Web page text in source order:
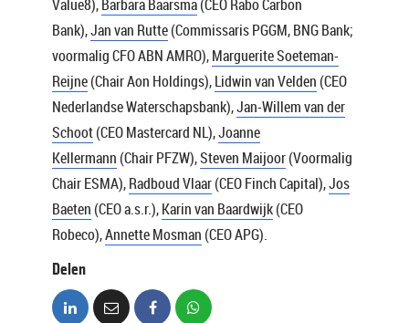
Value8), Barbara Baarsma(CEO Rabo Carbon
Bank),Jan van Rutte(Commissaris PGGM, BNG Bank;
voormalig CFO ABN AMRO),Marguerite Soeteman-
Reijne(Chair Aon Holdings),Lidwin van Velden (CEO
Nederlandse Waterschapsbank),Jan-Willem van der
Schoot(CEO Mastercard NL),Joanne
Kellermann (Chair PFZW),Steven Maijoor(Voormalig
Chair ESMA),Radboud Vlaar(CEO Finch Capital),Jos
Baeten (CEO a.s.r.),Karin van Baardwijk(CEO
Robeco),Annette Mosman (CEO APG).
Delen